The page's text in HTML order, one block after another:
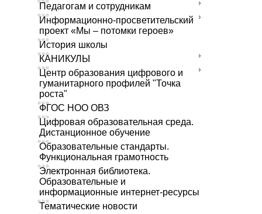
Педагогам и сотрудникам
Информационно-просветительский
проект «Мы – потомки героев»
История школы
КАНИКУЛЫ
Центр образования цифрового и
гуманитарного профилей "Точка
роста"
ФГОС НОО ОВЗ
Цифровая образовательная среда.
Дистанционное обучение
Образовательные стандарты.
Функциональная грамотность
Электронная библиотека.
Образовательные и
информационные интернет-ресурсы
Тематические новости